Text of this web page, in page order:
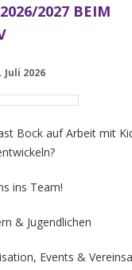
2026/2027 BEIM
Juli 2026
Bock auf Arbeit mit
ins Team!
& Jugendlichen
Events &